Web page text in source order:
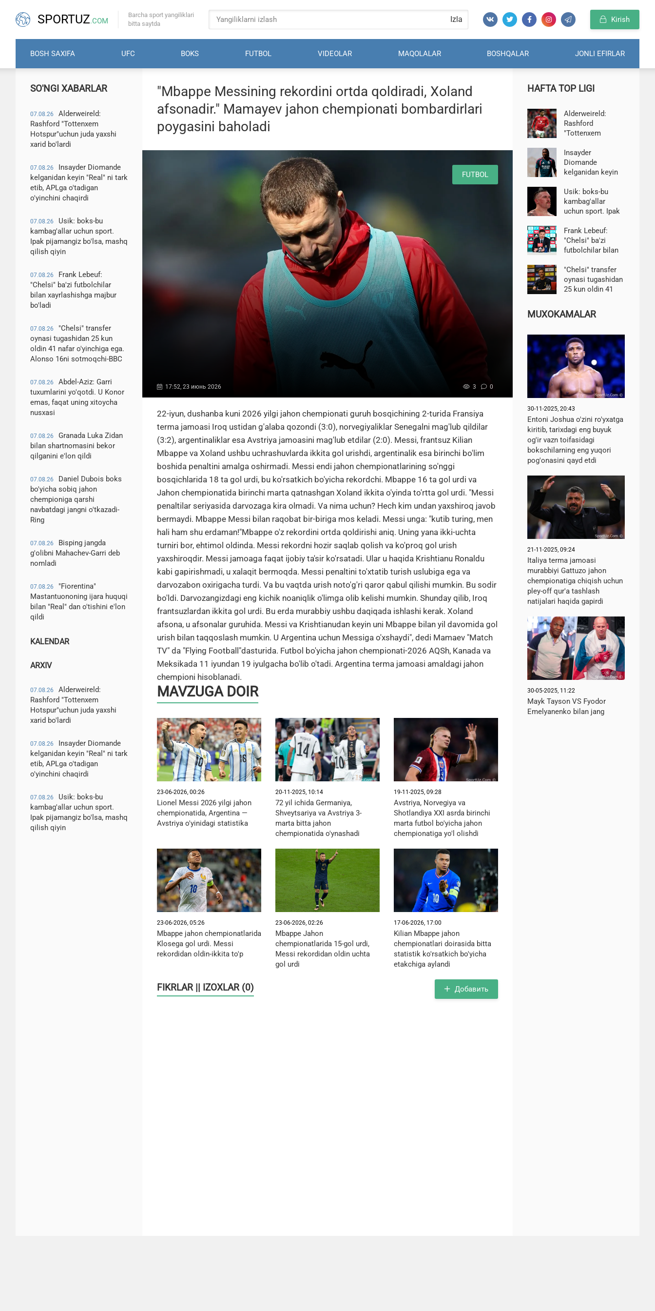
SPORTUZ.COM
Barcha sport yangiliklari
bitta saytda
Izla Kirish
BOSH SAXIFA UFC BOKS FUTBOL VIDEOLAR MAQOLALAR BOSHQALAR JONLI EFIRLAR
SO'NGI XABARLAR
07.08.26
Alderweireld:
Rashford "Tottenxem
Hotspur"uchun juda yaxshi
xarid bo'lardi
07.08.26
Insayder Diomande
kelganidan keyin "Real" ni tark
etib, APLga o'tadigan
o'yinchini chaqirdi
07.08.26
Usik: boks-bu
kambag'allar uchun sport.
Ipak pijamangiz bo'lsa, mashq
qilish qiyin
07.08.26
Frank Lebeuf:
"Chelsi" ba'zi futbolchilar
bilan xayrlashishga majbur
bo'ladi
07.08.26
"Chelsi" transfer
oynasi tugashidan 25 kun
oldin 41 nafar o'yinchiga ega.
Alonso 16ni sotmoqchi-BBC
07.08.26
Abdel-Aziz: Garri
tuxumlarini yo'qotdi. U Konor
emas, faqat uning xitoycha
nusxasi
07.08.26
Granada Luka Zidan
bilan shartnomasini bekor
qilganini e'lon qildi
07.08.26
Daniel Dubois boks
bo'yicha sobiq jahon
chempioniga qarshi
navbatdagi jangni o'tkazadi-
Ring
07.08.26
Bisping jangda
g'olibni Mahachev-Garri deb
nomladi
07.08.26
"Fiorentina"
Mastantuononing ijara huquqi
bilan "Real" dan o'tishini e'lon
qildi
KALENDAR
ARXIV
07.08.26
Alderweireld:
Rashford "Tottenxem
Hotspur"uchun juda yaxshi
xarid bo'lardi
07.08.26
Insayder Diomande
kelganidan keyin "Real" ni tark
etib, APLga o'tadigan
o'yinchini chaqirdi
07.08.26
Usik: boks-bu
kambag'allar uchun sport.
Ipak pijamangiz bo'lsa, mashq
qilish qiyin
"Mbappe Messining rekordini ortda qoldiradi, Xoland
afsonadir." Mamayev jahon chempionati bombardirlari
poygasini baholadi
FUTBOL
17:52, 23 июнь 2026 3 0
22-iyun, dushanba kuni 2026 yilgi jahon chempionati guruh bosqichining 2-turida Fransiya
terma jamoasi Iroq ustidan g'alaba qozondi (3:0), norvegiyaliklar Senegalni mag'lub qildilar
(3:2), argentinaliklar esa Avstriya jamoasini mag'lub etdilar (2:0). Messi, frantsuz Kilian
Mbappe va Xoland ushbu uchrashuvlarda ikkita gol urishdi, argentinalik esa birinchi bo'lim
boshida penaltini amalga oshirmadi. Messi endi jahon chempionatlarining so'nggi
bosqichlarida 18 ta gol urdi, bu ko'rsatkich bo'yicha rekordchi. Mbappe 16 ta gol urdi va
Jahon chempionatida birinchi marta qatnashgan Xoland ikkita o'yinda to'rtta gol urdi. "Messi
penaltilar seriyasida darvozaga kira olmadi. Va nima uchun? Hech kim undan yaxshiroq javob
bermaydi. Mbappe Messi bilan raqobat bir-biriga mos keladi. Messi unga: "kutib turing, men
hali ham shu erdaman!"Mbappe o'z rekordini ortda qoldirishi aniq. Uning yana ikki‑uchta
turniri bor, ehtimol oldinda. Messi rekordni hozir saqlab qolish va ko'proq gol urish
yaxshiroqdir. Messi jamoaga faqat ijobiy ta'sir ko'rsatadi. Ular u haqida Krishtianu Ronaldu
kabi gapirishmadi, u xalaqit bermoqda. Messi penaltini to'xtatib turish uslubiga ega va
darvozabon oxirigacha turdi. Va bu vaqtda urish noto'g'ri qaror qabul qilishi mumkin. Bu sodir
bo'ldi. Darvozangizdagi eng kichik noaniqlik o'limga olib kelishi mumkin. Shunday qilib, Iroq
frantsuzlardan ikkita gol urdi. Bu erda murabbiy ushbu daqiqada ishlashi kerak. Xoland
afsona, u afsonalar guruhida. Messi va Krishtianudan keyin uni Mbappe bilan yil davomida gol
urish bilan taqqoslash mumkin. U Argentina uchun Messiga o'xshaydi", dedi Mamaev "Match
TV" da "Flying Football"dasturida. Futbol bo'yicha jahon chempionati-2026 AQSh, Kanada va
Meksikada 11 iyundan 19 iyulgacha bo'lib o'tadi. Argentina terma jamoasi amaldagi jahon
chempioni hisoblanadi.
MAVZUGA DOIR
23-06-2026, 00:26
Lionel Messi 2026 yilgi jahon
chempionatida, Argentina —
Avstriya o'yinidagi statistika
20-11-2025, 10:14
72 yil ichida Germaniya,
Shveytsariya va Avstriya 3-
marta bitta jahon
chempionatida o'ynashadi
19-11-2025, 09:28
Avstriya, Norvegiya va
Shotlandiya XXI asrda birinchi
marta futbol bo'yicha jahon
chempionatiga yo'l olishdi
23-06-2026, 05:26
Mbappe jahon chempionatlarida
Klosega gol urdi. Messi
rekordidan oldin-ikkita to'p
23-06-2026, 02:26
Mbappe Jahon
chempionatlarida 15-gol urdi,
Messi rekordidan oldin uchta
gol urdi
17-06-2026, 17:00
Kilian Mbappe jahon
chempionatlari doirasida bitta
statistik ko'rsatkich bo'yicha
etakchiga aylandi
FIKRLAR || IZOXLAR (0) Добавить
HAFTA TOP LIGI
Alderweireld:
Rashford
"Tottenxem
juda yaxshi xarid
bo'lardi
Insayder
Diomande
kelganidan keyin
APLga o'tadigan
o'yinchini chaqirdi
Usik: boks-bu
kambag'allar
uchun sport. Ipak
mashq qilish qiyin
Frank Lebeuf:
"Chelsi" ba'zi
futbolchilar bilan
majbur bo'ladi
"Chelsi" transfer
oynasi tugashidan
25 kun oldin 41
ega. Alonso 16ni
sotmoqchi-BBC
MUXOKAMALAR
30-11-2025, 20:43
Entoni Joshua o'zini ro'yxatga
kiritib, tarixdagi eng buyuk
og'ir vazn toifasidagi
bokschilarning eng yuqori
pog'onasini qayd etdi
21-11-2025, 09:24
Italiya terma jamoasi
murabbiyi Gattuzo jahon
chempionatiga chiqish uchun
pley-off qur'a tashlash
natijalari haqida gapirdi
30-05-2025, 11:22
Mayk Tayson VS Fyodor
Emelyanenko bilan jang